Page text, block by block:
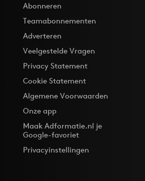
Abonneren
Teamabonnementen
Adverteren
Veelgestelde Vragen
Privacy Statement
Cookie Statement
Algemene Voorwaarden
Onze app
Maak Adformatie.nl je
Google-favoriet
Privacyinstellingen